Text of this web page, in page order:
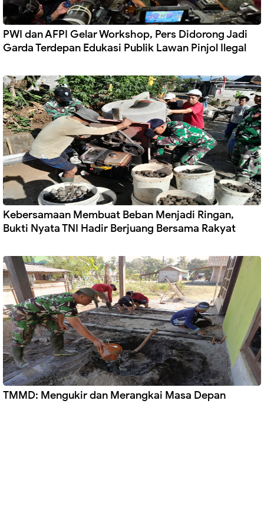
PWI dan AFPI Gelar Workshop, Pers Didorong Jadi
Garda Terdepan Edukasi Publik Lawan Pinjol Ilegal
Kebersamaan Membuat Beban Menjadi Ringan,
Bukti Nyata TNI Hadir Berjuang Bersama Rakyat
TMMD: Mengukir dan Merangkai Masa Depan